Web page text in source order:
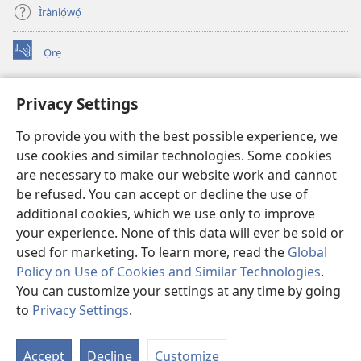
Privacy Settings
To provide you with the best possible experience, we
use cookies and similar technologies. Some cookies
are necessary to make our website work and cannot
be refused. You can accept or decline the use of
additional cookies, which we use only to improve
your experience. None of this data will ever be sold or
used for marketing. To learn more, read the Global
Policy on Use of Cookies and Similar Technologies.
You can customize your settings at any time by going
to Privacy Settings.
Accept Decline Customize
Ìrànlọ́wọ́
Ọrẹ
(opens
new
ÀKÁ ÌWÉ ORÍ ÍŃTÁNẸ́Ẹ̀TÌ TI Watchtower™
(opens
window)JW Hub
(opens
new
window)JW Library
Watchtower Library ®
Copyright© 2026 Watch Tower Bible and Tract Society of Pennsylvania.
ÀDÉHÙN LÍLO ÌKÀNNÌ